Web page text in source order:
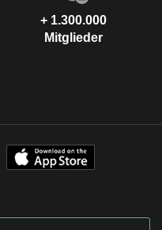
+ 1.300.000
Mitglieder